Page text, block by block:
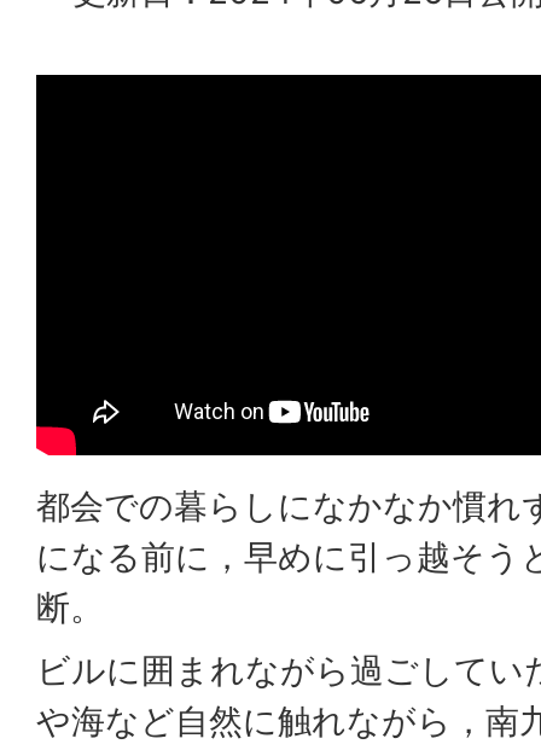
都会での暮らしになかなか慣れ
になる前に，早めに引っ越そう
断。
ビルに囲まれながら過ごしてい
や海など自然に触れながら，南